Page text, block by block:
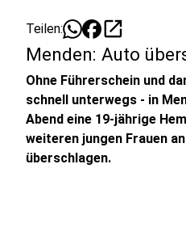
Teilen: open_in_new
Menden: Auto
Ohne Führerschein und
schnell unterwegs - in
Abend eine 19-jährige
weiteren jungen Frauen
überschlagen.